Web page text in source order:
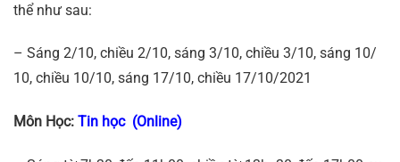
thể như sau:
– Sáng 2/10, chiều 2/10, sáng 3/10, chiều 3/10, sáng 10/
10, chiều 10/10, sáng 17/10, chiều 17/10/2021
Môn Học: Tin học (Online)